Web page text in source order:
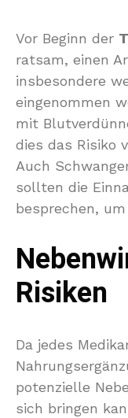
Vor Beginn der
ratsam, einen
insbesondere
eingenommen
mit
dies das Risiko
Auch
sollten die
besprechen,
Risiken
Da jedes
potenzielle
sich bringen